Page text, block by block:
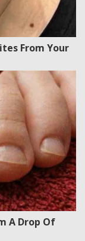
From Your
A Drop Of